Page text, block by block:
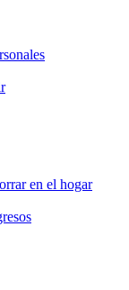
en el hogar